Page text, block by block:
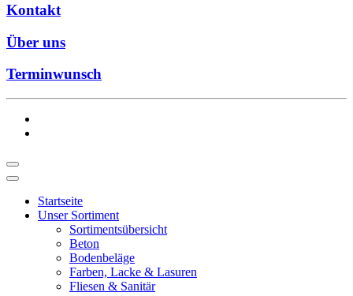
Kontakt
Über uns
Terminwunsch
Startseite
Unser Sortiment
Sortimentsübersicht
Beton
Bodenbeläge
Farben, Lacke & Lasuren
Fliesen & Sanitär